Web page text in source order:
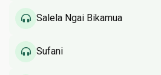
Salela Ngai Bikamua
Sufani